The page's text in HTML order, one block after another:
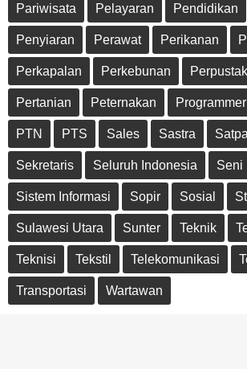
Pariwisata Pelayaran Pendidikan
Penyiaran Perawat Perikanan
Perkapalan Perkebunan
Pertanian Peternakan Programmer
PTN PTS Sales Sastra
Sekretaris Seluruh Indonesia Seni
Sistem Informasi Sopir Sosial
Sulawesi Utara Sunter Teknik
Teknisi Tekstil Telekomunikasi
Transportasi Wartawan